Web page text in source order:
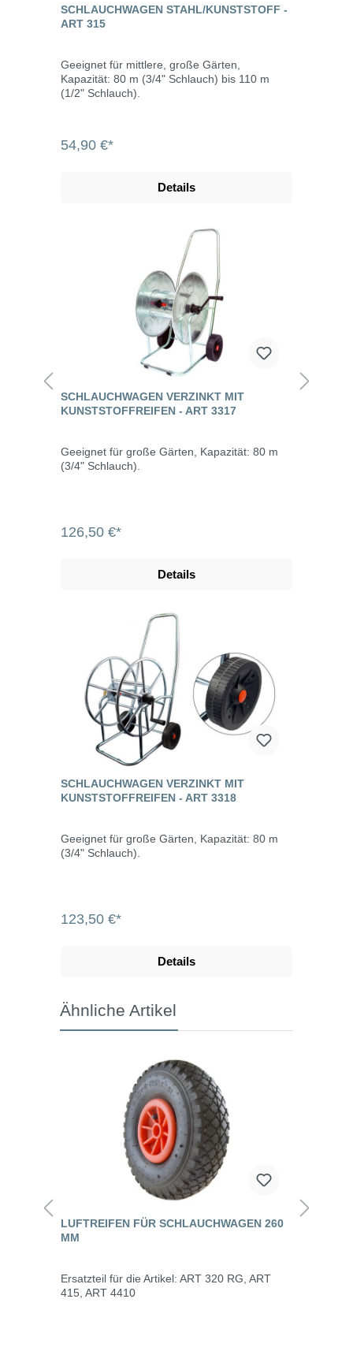
SCHLAUCHWAGEN STAHL/KUNSTSTOFF -
ART 315
Geeignet für mittlere, große Gärten,
Kapazität: 80 m (3/4" Schlauch) bis 110 m
(1/2" Schlauch).
54,90 €*
Details
SCHLAUCHWAGEN VERZINKT MIT
KUNSTSTOFFREIFEN - ART 3317
Geeignet für große Gärten, Kapazität: 80 m
(3/4" Schlauch).
126,50 €*
Details
SCHLAUCHWAGEN VERZINKT MIT
KUNSTSTOFFREIFEN - ART 3318
Geeignet für große Gärten, Kapazität: 80 m
(3/4" Schlauch).
123,50 €*
Details
Ähnliche Artikel
LUFTREIFEN FÜR SCHLAUCHWAGEN 260
MM
Ersatzteil für die Artikel: ART 320 RG, ART
415, ART 4410